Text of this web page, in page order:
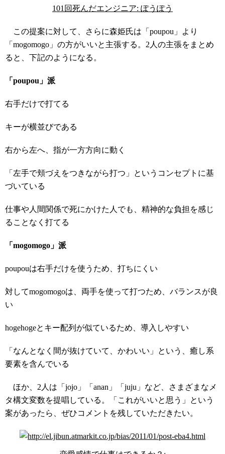
101回死んだエンジニア: ぽうぽう
この提案に対して、さらに森姫氏は「poupou」より
「mogomogo」の方がいいと主張する。2人の主張をまとめ
ると、下記のようになる。
「poupou」派
右手だけで打てる
キーが横並びである
右から左へ、指が一方方向に動く
「左手で頬づえをつきながら打つ」というコンセプトに基
づいている
仕事や人間関係で死にかけた人でも、精神的な負担を感じ
ることなく打てる
「mogomogo」派
poupouは右手だけを使うため、打ちにくい
対してmogomogoは、両手を使って打つため、バランスが良
い
hogehogeとキー配列が似ているため、導入しやすい
「なんとなく間が抜けていて、かわいい」という、癒し系
要素を含んでいる
ほか、2人は「jojo」「anan」「juju」など、さまざまなメ
タ構文変数を提唱している。「これがいいと思う」という
案があったら、ぜひコメントを残していただきたい。